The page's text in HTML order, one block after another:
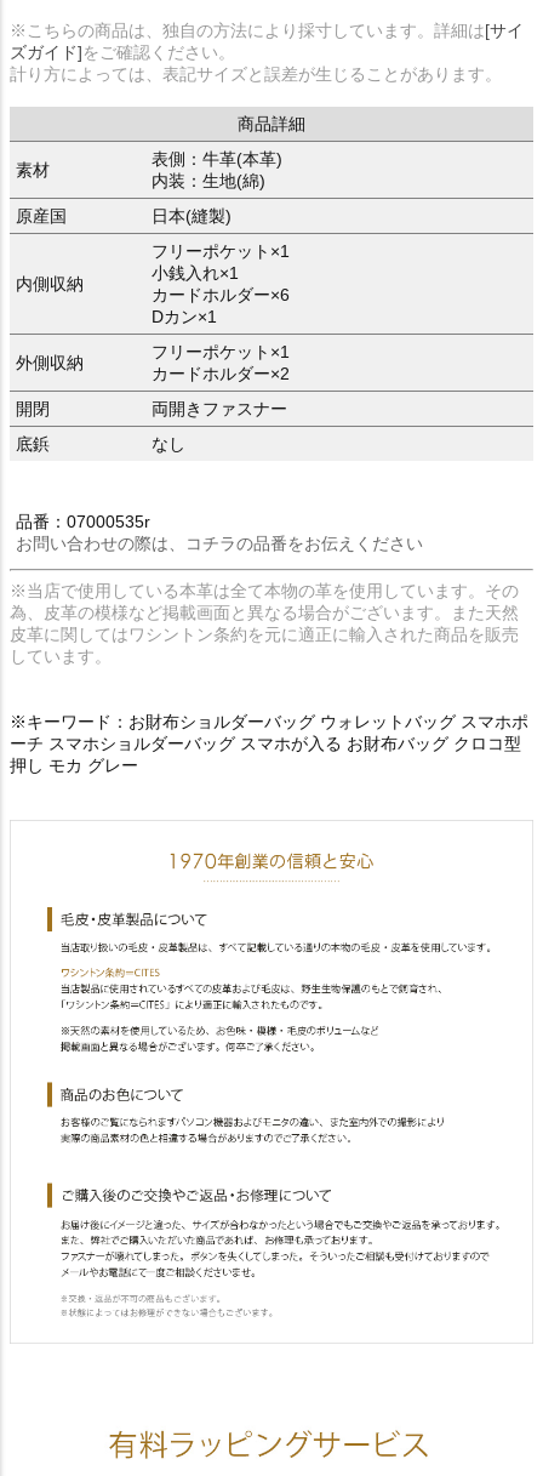
※こちらの商品は、独自の方法により採寸しています。詳細は[サイ
ズガイド]をご確認ください。
計り方によっては、表記サイズと誤差が生じることがあります。
商品詳細
素材
表側：牛革(本革)
内装：生地(綿)
原産国
日本(縫製)
内側収納
フリーポケット×1
小銭入れ×1
カードホルダー×6
Dカン×1
外側収納
フリーポケット×1
カードホルダー×2
開閉
両開きファスナー
底鋲
なし
品番：07000535r
お問い合わせの際は、コチラの品番をお伝えください
※当店で使用している本革は全て本物の革を使用しています。その
為、皮革の模様など掲載画面と異なる場合がございます。また天然
皮革に関してはワシントン条約を元に適正に輸入された商品を販売
しています。
※キーワード：お財布ショルダーバッグ ウォレットバッグ スマホポ
ーチ スマホショルダーバッグ スマホが入る お財布バッグ クロコ型
押し モカ グレー